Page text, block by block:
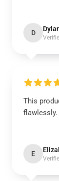
D
This
flawlessly.
E